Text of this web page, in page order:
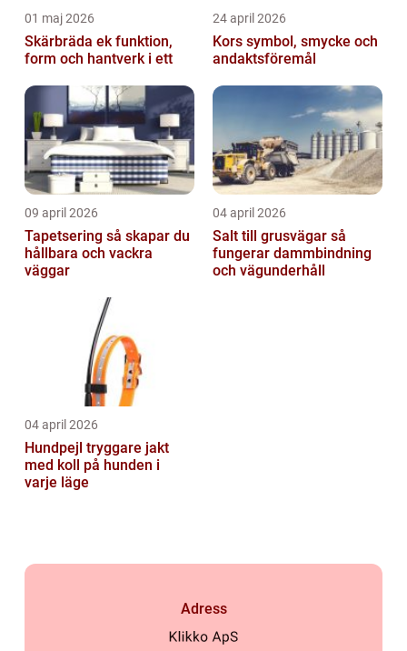
01 maj 2026
Skärbräda ek funktion,
form och hantverk i ett
24 april 2026
Kors symbol, smycke och
andaktsföremål
09 april 2026
Tapetsering så skapar du
hållbara och vackra
väggar
04 april 2026
Salt till grusvägar så
fungerar dammbindning
och vägunderhåll
04 april 2026
Hundpejl tryggare jakt
med koll på hunden i
varje läge
Adress